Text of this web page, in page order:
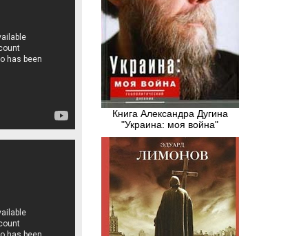
Книга Александра Дугина
"Украина: моя война"